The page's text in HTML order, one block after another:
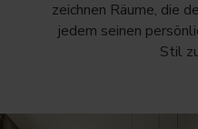
zeichnen Räume, die
jedem seinen
Stil